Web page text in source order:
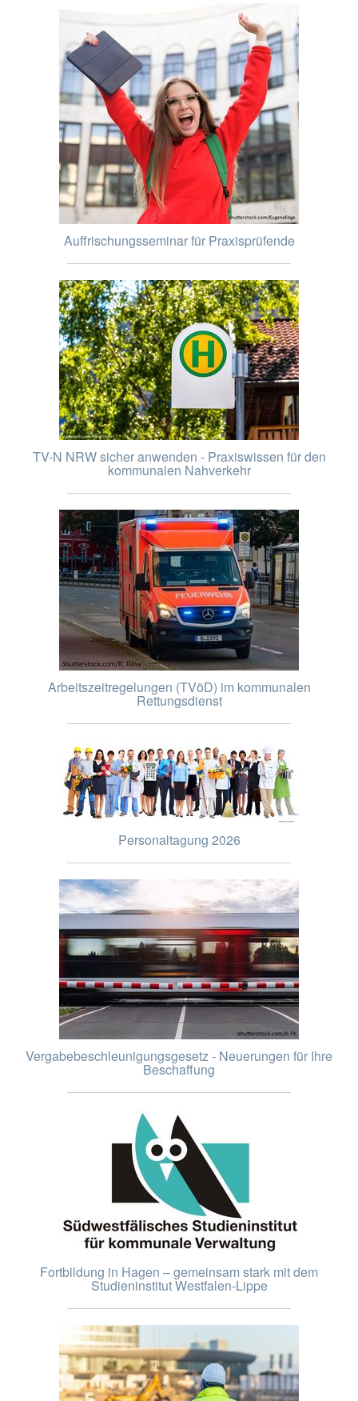
Auffrischungsseminar für Praxisprüfende
TV-N NRW sicher anwenden - Praxiswissen für den
kommunalen Nahverkehr
Arbeitszeitregelungen (TVöD) im kommunalen
Rettungsdienst
Personaltagung 2026
Vergabebeschleunigungsgesetz - Neuerungen für Ihre
Beschaffung
Fortbildung in Hagen – gemeinsam stark mit dem
Studieninstitut Westfalen-Lippe